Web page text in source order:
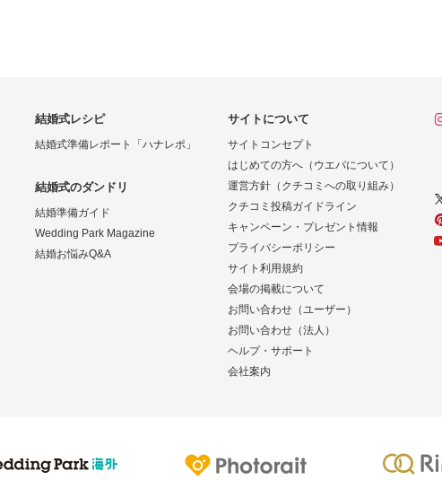
結婚式レシピ
結婚式準備レポート「ハナレポ」
結婚式のダンドリ
結婚準備ガイド
Wedding Park Magazine
結婚お悩みQ&A
サイトについて
サイトコンセプト
はじめての方へ（ウエパについて）
運営方針（クチコミへの取り組み）
クチコミ投稿ガイドライン
キャンペーン・プレゼント情報
プライバシーポリシー
サイト利用規約
会場の掲載について
お問い合わせ（ユーザー）
お問い合わせ（法人）
ヘルプ・サポート
会社案内